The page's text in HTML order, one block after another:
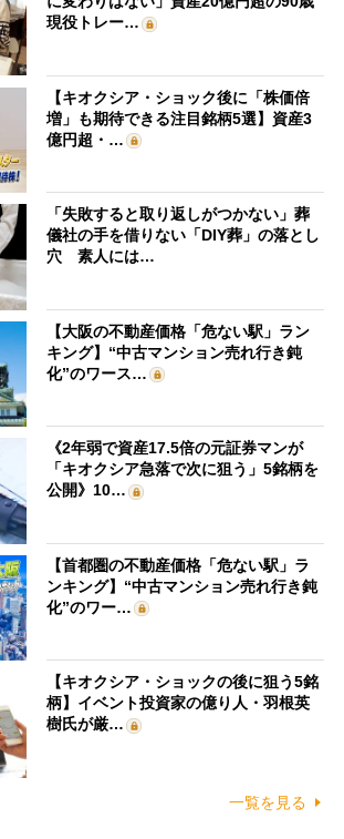
現役トレー…
【キオクシア・ショック後に「株価倍
増」も期待できる注目銘柄5選】資産3
億円超・…
「失敗すると取り返しがつかない」葬
儀社の手を借りない「DIY葬」の落とし
穴 素人には…
【大阪の不動産価格「危ない駅」ラン
キング】“中古マンション売れ行き鈍
化”のワース…
《2年弱で資産17.5倍の元証券マンが
「キオクシア急落で次に狙う」5銘柄を
公開》10…
【首都圏の不動産価格「危ない駅」ラ
ンキング】“中古マンション売れ行き鈍
化”のワー…
【キオクシア・ショックの後に狙う5銘
柄】イベント投資家の億り人・羽根英
樹氏が厳…
一覧を見る